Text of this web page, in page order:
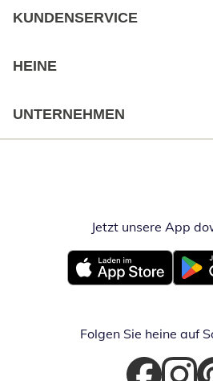
KUNDENSERVICE
HEINE
UNTERNEHMEN
Jetzt unsere App
Öffnet in neuem Fenster
Öffnet
Folgen Sie heine auf